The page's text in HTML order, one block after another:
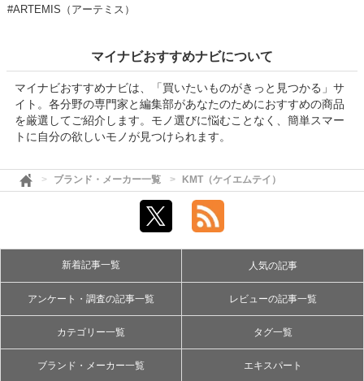
#ARTEMIS（アーテミス）
マイナビおすすめナビについて
マイナビおすすめナビは、「買いたいものがきっと見つかる」サ
イト。各分野の専門家と編集部があなたのためにおすすめの商品
を厳選してご紹介します。モノ選びに悩むことなく、簡単スマー
トに自分の欲しいモノが見つけられます。
ブランド・メーカー一覧 KMT（ケイエムテイ）
新着記事一覧 人気の記事
アンケート・調査の記事一覧 レビューの記事一覧
カテゴリー一覧 タグ一覧
ブランド・メーカー一覧 エキスパート